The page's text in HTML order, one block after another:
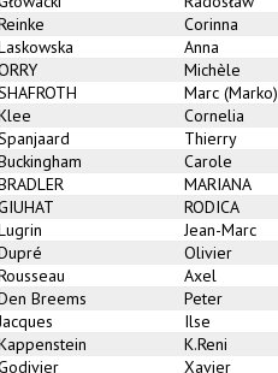
Corinna
Anna
Michèle
Marc (Marko)
Cornelia
Thierry
Carole
MARIANA
RODICA
Jean-Marc
Olivier
Axel
Breems Peter
Ilse
K.Reni
Xavier